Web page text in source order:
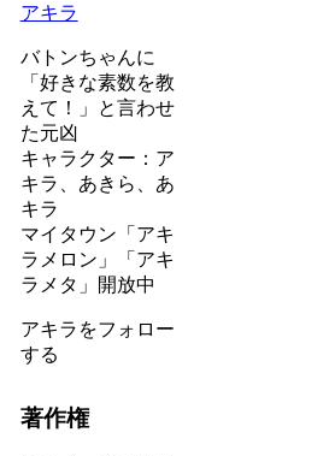
アキラ
バトンちゃんに
「好きな素数を教
えて！」と言わせ
た元凶
キャラクター：ア
キラ、あきら、あ
キラ
マイタウン「アキ
ラメロン」「アキ
ラメタ」開放中
アキラをフォロー
する
著作権